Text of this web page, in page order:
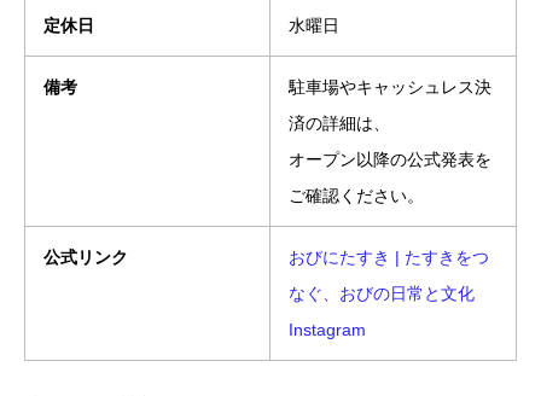
定休日 水曜日
備考
駐車場やキャッシュレス決
済の詳細は、
オープン以降の公式発表を
ご確認ください。
公式リンク
おびにたすき | たすきをつ
なぐ、おびの日常と文化
Instagram